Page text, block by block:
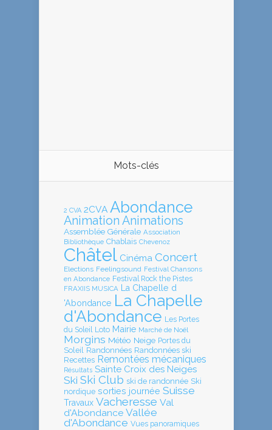
Mots-clés
2 CVA 2CVA Abondance
Animation Animations
Assemblée Générale Association
Bibliothèque Chablais Chevenoz
Châtel Cinéma Concert
Elections Feelingsound Festival Chansons
en Abondance Festival Rock the Pistes
FRAXIIS MUSICA
La Chapelle d
'Abondance La Chapelle
d'Abondance Les Portes
du Soleil Loto Mairie Marché de Noël
Morgins Météo Neige Portes du
Soleil Randonnées Randonnées ski
Recettes Remontées mécaniques
Résultats Sainte Croix des Neiges
Ski Ski Club ski de randonnée Ski
nordique sorties journée Suisse
Travaux Vacheresse Val
d'Abondance Vallée
d'Abondance Vues panoramiques